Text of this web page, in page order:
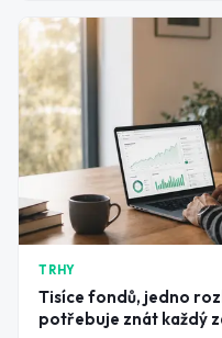
TRHY
Tisíce fondů, jedno
potřebuje znát každý